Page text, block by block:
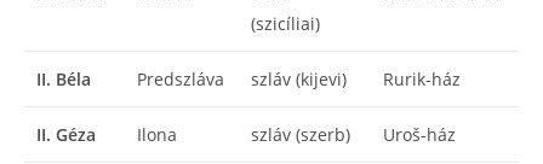
(szicíliai)
II. Béla Predszláva szláv (kijevi) Rurik-ház
II. Géza Ilona szláv (szerb) Uroš-ház